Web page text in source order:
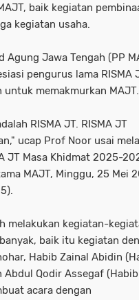
baik kegiatan
kegiatan usaha.
Agung Jawa Tengah (PP
pengurus lama RISMA
memakmurkan MAJT.
RISMA JT. RISMA JT
ucap Prof Noor usai
JT Masa Khidmat 2025-
MAJT, Minggu, 25 Mei
melakukan kegiatan-
baik itu kegiatan
Habib Zainal Abidin
Abdul Qodir Assegaf (Habib
acara dengan